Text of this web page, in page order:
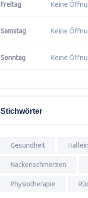
Freitag Keine
Samstag Keine
Sonntag Keine
Stichwörter
Gesundheit Hallein
Nackenschmerzen
Physiotherapie